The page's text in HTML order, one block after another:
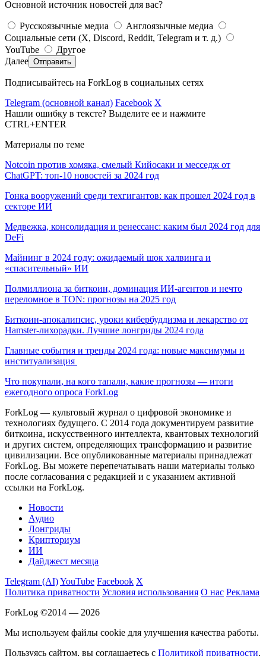
Основной источник новостей для вас?
Русскоязычные медиа
Англоязычные медиа
Социальные сети (X, Discord, Reddit, Telegram и т. д.)
YouTube
Другое
Далее
Подписывайтесь на ForkLog в социальных сетях
Telegram (основной канал) Facebook X
Нашли ошибку в тексте? Выделите ее и нажмите
CTRL+ENTER
Материалы по теме
Notcoin против хомяка, смелый Кийосаки и месседж от
ChatGPT: топ-10 новостей за 2024 год
Гонка вооружений среди техгигантов: как прошел 2024 год в
секторе ИИ
Медвежка, консолидация и ренессанс: каким был 2024 год для
DeFi
Майнинг в 2024 году: ожидаемый шок халвинга и
«спасительный» ИИ
Полмиллиона за биткоин, доминация ИИ-агентов и нечто
переломное в TON: прогнозы на 2025 год
Биткоин-апокалипсис, уроки кибербуддизма и лекарство от
Hamster-лихорадки. Лучшие лонгриды 2024 года
Главные события и тренды 2024 года: новые максимумы и
институализация
Что покупали, на кого тапали, какие прогнозы — итоги
ежегодного опроса ForkLog
ForkLog — культовый журнал о цифровой экономике и
технологиях будущего. С 2014 года документируем развитие
биткоина, искусственного интеллекта, квантовых технологий
и других систем, определяющих трансформацию и развитие
цивилизации. Все опубликованные материалы принадлежат
ForkLog. Вы можете перепечатывать наши материалы только
после согласования с редакцией и с указанием активной
ссылки на ForkLog.
Новости
Аудио
Лонгриды
Крипториум
ИИ
Дайджест месяца
Telegram (AI)YouTube Facebook X
Политика приватности Условия использования О нас Реклама
ForkLog ©2014 — 2026
Мы используем файлы cookie для улучшения качества работы.
Пользуясь сайтом, вы соглашаетесь с Политикой приватности.